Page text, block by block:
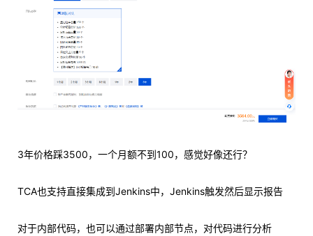
3年价格踩3500，一个月额不到100，感觉好像还行？
TCA也支持直接集成到Jenkins中，Jenkins触发然后显示报告
对于内部代码，也可以通过部署内部节点，对代码进行分析